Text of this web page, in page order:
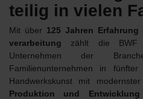
teilig in vielen
Mit über 125 Jahren
verarbeitung zählt die BWF
Unternehmen der
Familienunternehmen in
Handwerkskunst mit
Produktion und